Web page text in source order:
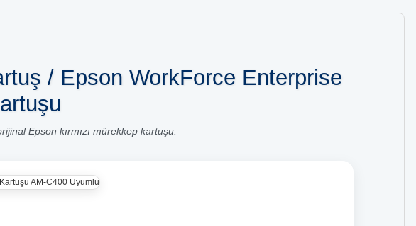
/ Epson WorkForce Enterprise
Epson kırmızı mürekkep kartuşu.